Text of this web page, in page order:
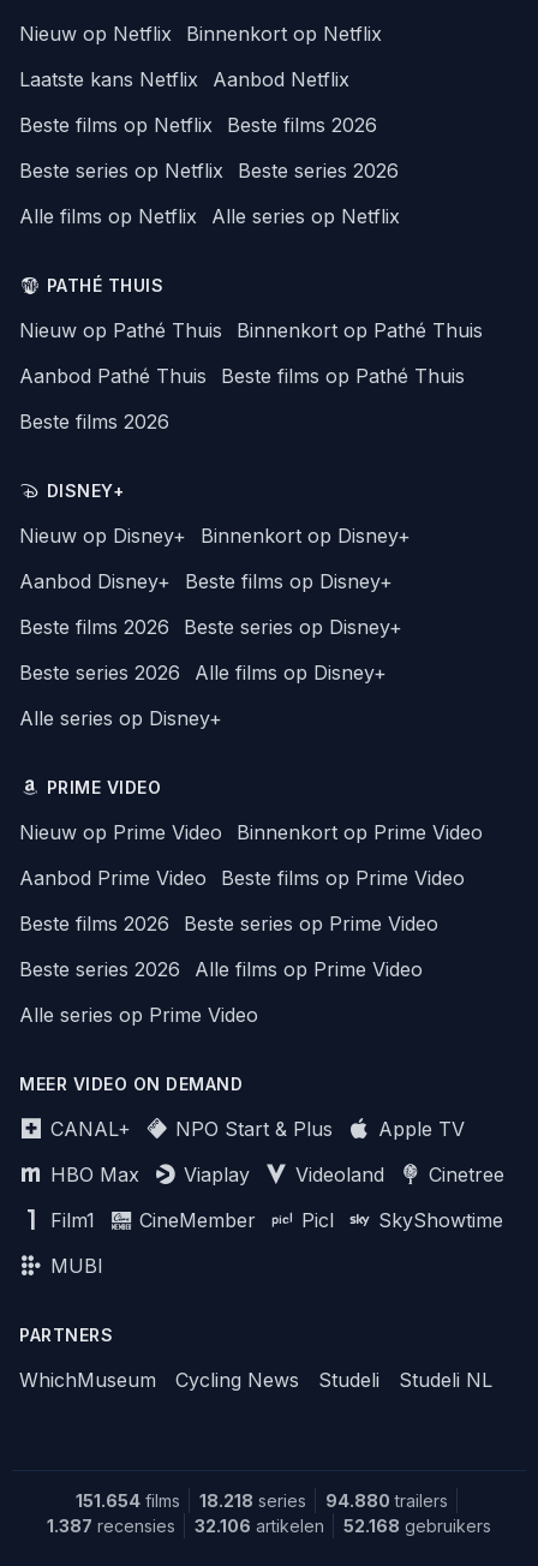
Nieuw op Netflix
Binnenkort op Netflix
Laatste kans Netflix
Aanbod Netflix
Beste films op Netflix
Beste films 2026
Beste series op Netflix
Beste series 2026
Alle films op Netflix
Alle series op Netflix
PATHÉ THUIS
Nieuw op Pathé Thuis
Binnenkort op Pathé Thuis
Aanbod Pathé Thuis
Beste films op Pathé Thuis
Beste films 2026
DISNEY+
Nieuw op Disney+
Binnenkort op Disney+
Aanbod Disney+
Beste films op Disney+
Beste films 2026
Beste series op Disney+
Beste series 2026
Alle films op Disney+
Alle series op Disney+
PRIME VIDEO
Nieuw op Prime Video
Binnenkort op Prime Video
Aanbod Prime Video
Beste films op Prime Video
Beste films 2026
Beste series op Prime Video
Beste series 2026
Alle films op Prime Video
Alle series op Prime Video
MEER VIDEO ON DEMAND
CANAL+ NPO Start & Plus
Apple TV
HBO Max
Viaplay Videoland
Cinetree
Film1
CineMember Picl
SkyShowtime
MUBI
PARTNERS
WhichMuseum Cycling News Studeli Studeli NL
151.654 films 18.218 series 94.880 trailers
1.387 recensies 32.106 artikelen 52.168 gebruikers